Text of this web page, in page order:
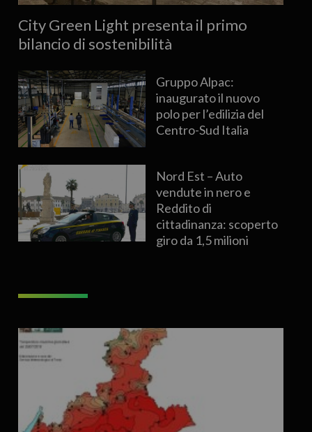
City Green Light presenta il primo
bilancio di sostenibilità
Gruppo Alpac:
inaugurato il nuovo
polo per l’edilizia del
Centro-Sud Italia
Nord Est – Auto
vendute in nero e
Reddito di
cittadinanza: scoperto
giro da 1,5 milioni